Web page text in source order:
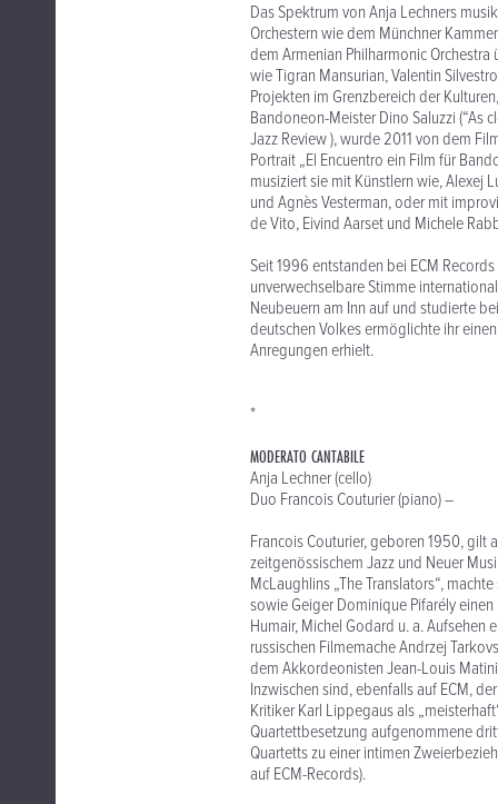
Das Spektrum von Anja Lechners
Orchestern wie dem Münchner
dem Armenian Philharmonic
wie Tigran Mansurian, Valentin
Projekten im Grenzbereich der
Bandoneon-Meister Dino Saluzzi (“As
Jazz Review ), wurde 2011 von dem
Portrait „El Encuentro ein Film für
musiziert sie mit Künstlern wie, Alexej
und Agnès Vesterman, oder mit
de Vito, Eivind Aarset und Michele
Seit 1996 entstanden bei ECM
unverwechselbare Stimme
Neubeuern am Inn auf und studierte
deutschen Volkes ermöglichte ihr
Anregungen erhielt.
*
MODERATO CANTABILE
Anja Lechner (cello)
Duo Francois Couturier (piano) –
Francois Couturier, geboren 1950, gilt
zeitgenössischem Jazz und Neuer
McLaughlins „The Translators“,
sowie Geiger Dominique Pifarély
Humair, Michel Godard u. a.
russischen Filmemache Andrzej
dem Akkordeonisten Jean-Louis
Inzwischen sind, ebenfalls auf ECM,
Kritiker Karl Lippegaus als
Quartettbesetzung aufgenommene
Quartetts zu einer intimen
auf ECM-Records).